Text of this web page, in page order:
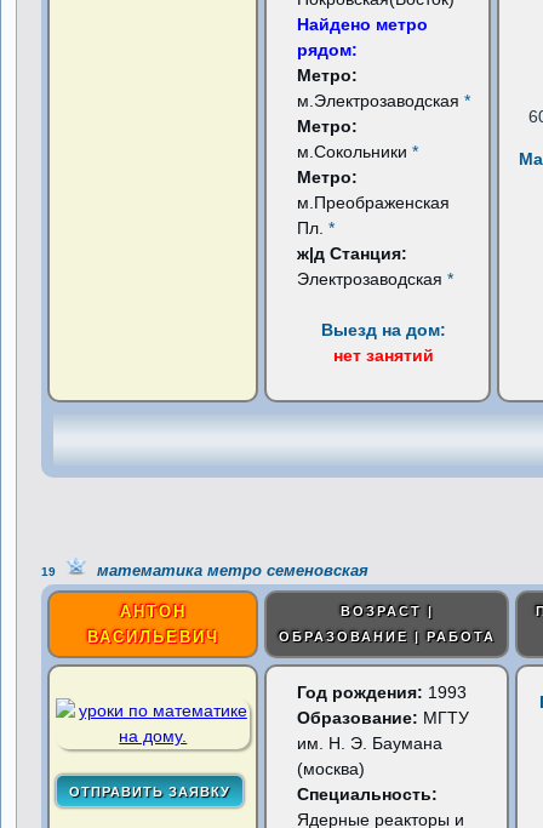
Найдено метро
рядом:
Метро:
м.Электрозаводская*
Метро:
м.Сокольники*
Метро:
м.Преображенская
Пл.*
ж|д Станция:
Электрозаводская*
Выезд на дом:
нет занятий
19 математика метро семеновская
АНТОН
ВАСИЛЬЕВИЧ
ВОЗРАСТ |
ОБРАЗОВАНИЕ | РАБОТА
Год рождения: 1993
Образование: МГТУ
им. Н. Э. Баумана
(москва)
Специальность:
Ядерные реакторы и